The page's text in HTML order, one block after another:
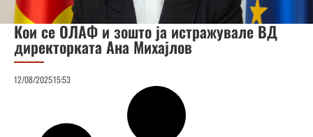
Кои се ОЛАФ и зошто ја истражувале ВД
директорката Ана Михајлов
12/08/202515:53